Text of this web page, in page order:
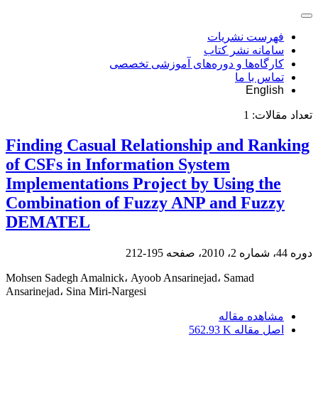
فهرست نشریات
سامانه نشر کتاب
کارگاه‌ها و دوره‌های آموزشی تخصصی
تماس با ما
English
تعداد مقالات: 1
Finding Casual Relationship and Ranking
of CSFs in Information System
Implementations Project by Using the
Combination of Fuzzy ANP and Fuzzy
DEMATEL
دوره 44، شماره 2، 2010، صفحه 195-212
Mohsen Sadegh Amalnick، Ayoob Ansarinejad، Samad
Ansarinejad، Sina Miri-Nargesi
مشاهده مقاله
اصل مقاله 562.93 K